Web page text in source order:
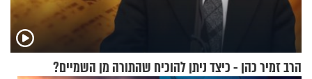
הרב זמיר כהן - כיצד ניתן להוכיח שהתורה מן השמיים?